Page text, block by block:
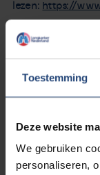
Toestemming
Deze website
We gebruiken
personaliseren,
lezen: https://